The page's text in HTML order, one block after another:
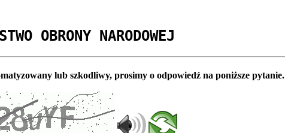
OBRONY NARODOWEJ
lub szkodliwy, prosimy o odpowiedź na poniższe pytanie.